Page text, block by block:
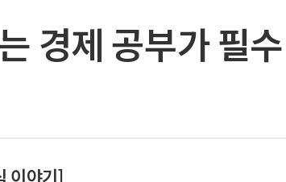
경제 공부가 필수
이야기]